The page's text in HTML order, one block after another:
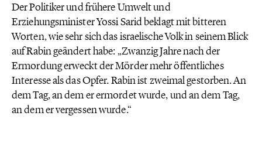
Der Politiker und frühere Umwelt und
Erziehungsminister Yossi Sarid beklagt mit bitteren
Worten, wie sehr sich das israelische Volk in seinem Blick
auf Rabin geändert habe: „Zwanzig Jahre nach der
Ermordung erweckt der Mörder mehr öffentliches
Interesse als das Opfer. Rabin ist zweimal gestorben. An
dem Tag, an dem er ermordet wurde, und an dem Tag,
an dem er vergessen wurde.“